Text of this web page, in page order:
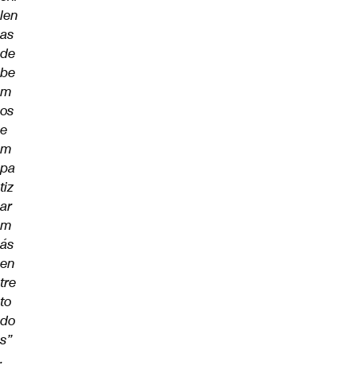
len
as
de
be
m
os
e
m
pa
tiz
ar
m
ás
en
tre
to
do
s”
.